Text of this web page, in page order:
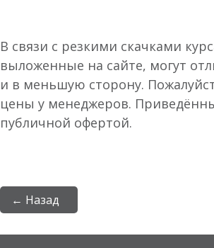
В связи с резкими скачками
выложенные на сайте, могут
и в меньшую сторону.
цены у менеджеров.
публичной офертой.
← Назад